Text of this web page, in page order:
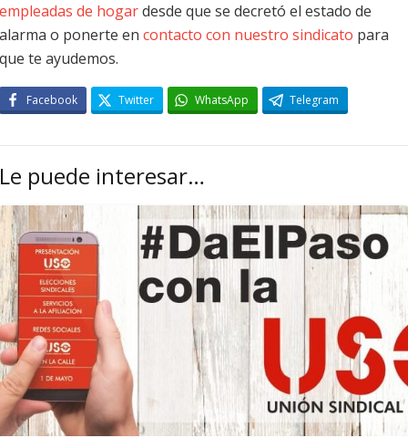
empleadas de hogardesde que se decretó el estado de
alarma o ponerte en contacto con nuestro sindicato para
que te ayudemos.
Facebook Twitter WhatsApp Telegram
Le puede interesar…